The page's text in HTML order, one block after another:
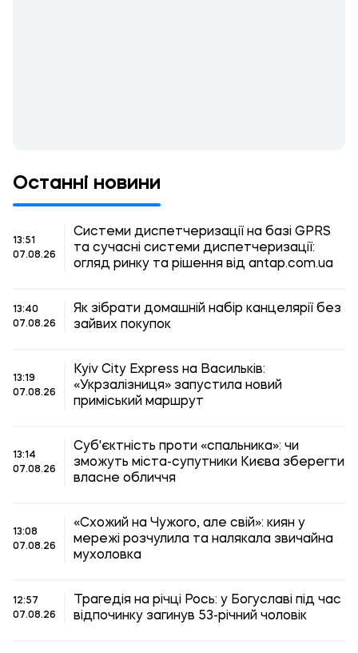
Останні новини
13:51
07.08.26
Системи диспетчеризації на базі GPRS
та сучасні системи диспетчеризації:
огляд ринку та рішення від antap.com.ua
13:40
07.08.26
Як зібрати домашній набір канцелярії без
зайвих покупок
13:19
07.08.26
Kyiv City Express на Васильків:
«Укрзалізниця» запустила новий
приміський маршрут
13:14
07.08.26
Суб'єктність проти «спальника»: чи
зможуть міста-супутники Києва зберегти
власне обличчя
13:08
07.08.26
«Схожий на Чужого, але свій»: киян у
мережі розчулила та налякала звичайна
мухоловка
12:57
07.08.26
Трагедія на річці Рось: у Богуславі під час
відпочинку загинув 53-річний чоловік